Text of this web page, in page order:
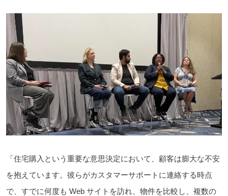
「住宅購入という重要な意思決定において、顧客は膨大な不安
を抱えています。彼らがカスタマーサポートに連絡する時点
で、すでに何度も Web サイトを訪れ、物件を比較し、複数の